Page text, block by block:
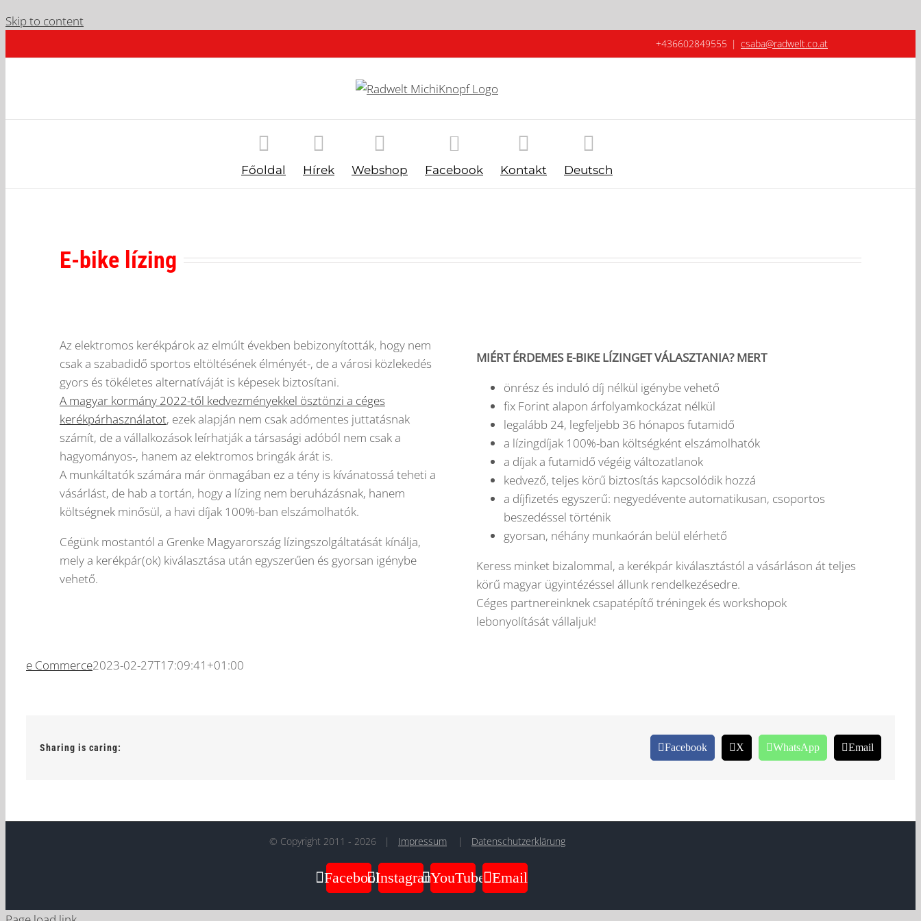
Skip to content
+436602849555 | csaba@radwelt.co.at
Főoldal Hírek Webshop Facebook Kontakt Deutsch
E-bike lízing
Az elektromos kerékpárok az elmúlt években bebizonyították, hogy nem
csak a szabadidő sportos eltöltésének élményét-, de a városi közlekedés
gyors és tökéletes alternatíváját is képesek biztosítani.
A magyar kormány 2022-től kedvezményekkel ösztönzi a céges
kerékpárhasználatot, ezek alapján nem csak adómentes juttatásnak
számít, de a vállalkozások leírhatják a társasági adóból nem csak a
hagyományos-, hanem az elektromos bringák árát is.
A munkáltatók számára már önmagában ez a tény is kívánatossá teheti a
vásárlást, de hab a tortán, hogy a lízing nem beruházásnak, hanem
költségnek minősül, a havi díjak 100%-ban elszámolhatók.
Cégünk mostantól a Grenke Magyarország lízingszolgáltatását kínálja,
mely a kerékpár(ok) kiválasztása után egyszerűen és gyorsan igénybe
vehető.
MIÉRT ÉRDEMES E-BIKE LÍZINGET VÁLASZTANIA? MERT
önrész és induló díj nélkül igénybe vehető
fix Forint alapon árfolyamkockázat nélkül
legalább 24, legfeljebb 36 hónapos futamidő
a lízingdíjak 100%-ban költségként elszámolhatók
a díjak a futamidő végéig változatlanok
kedvező, teljes körű biztosítás kapcsolódik hozzá
a díjfizetés egyszerű: negyedévente automatikusan, csoportos
beszedéssel történik
gyorsan, néhány munkaórán belül elérhető
Keress minket bizalommal, a kerékpár kiválasztástól a vásárláson át teljes
körű magyar ügyintézéssel állunk rendelkezésedre.
Céges partnereinknek csapatépítő tréningek és workshopok
lebonyolítását vállaljuk!
e Commerce2023-02-27T17:09:41+01:00
Sharing is caring: Facebook X WhatsApp Email
© Copyright 2011 - 2026 | Impressum | Datenschutzerklärung
FacebookInstagramYouTube Email